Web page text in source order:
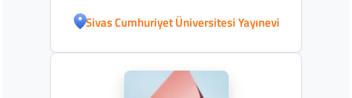
Sivas Cumhuriyet Üniversitesi Yayınevi